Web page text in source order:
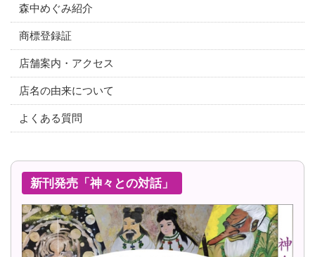
森中めぐみ紹介
商標登録証
店舗案内・アクセス
店名の由来について
よくある質問
新刊発売「神々との対話」